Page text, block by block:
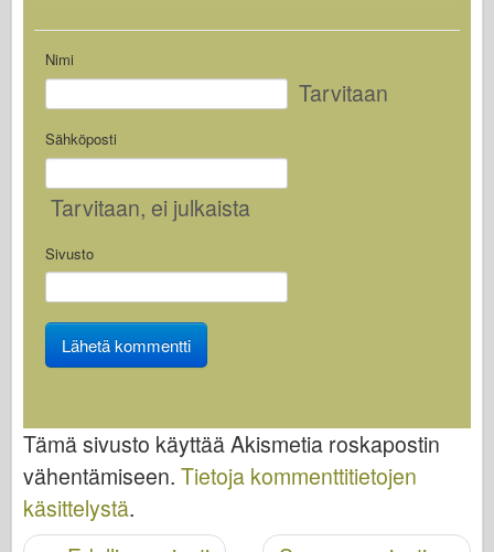
Nimi
Tarvitaan
Sähköposti
Tarvitaan, ei julkaista
Sivusto
Tämä sivusto käyttää Akismetia roskapostin
vähentämiseen. Tietoja kommenttitietojen
käsittelystä.